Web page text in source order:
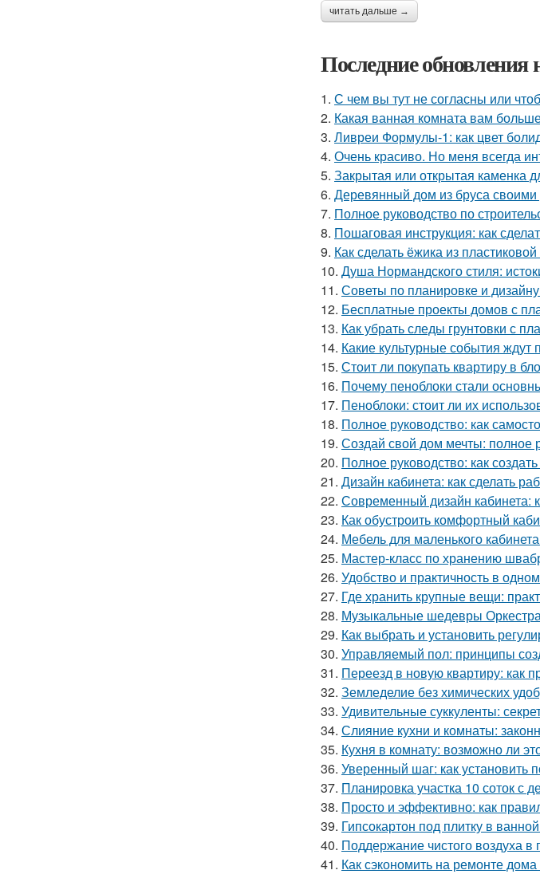
читать дальше →
Последние обновления
1. С чем вы тут не согласны или
2. Какая ванная комната вам
3. Ливреи Формулы-1: как цвет
4. Очень красиво. Но меня всегда
5. Закрытая или открытая каменка
6. Деревянный дом из бруса
7. Полное руководство по
8. Пошаговая инструкция: как
9. Как сделать ёжика из
10. Душа Нормандского стиля:
11. Советы по планировке и
12. Бесплатные проекты домов с
13. Как убрать следы грунтовки с
14. Какие культурные события
15. Стоит ли покупать квартиру в
16. Почему пеноблоки стали
17. Пеноблоки: стоит ли их
18. Полное руководство: как
19. Создай свой дом мечты: полное
20. Полное руководство: как
21. Дизайн кабинета: как сделать
22. Современный дизайн кабинета:
23. Как обустроить комфортный
24. Мебель для маленького
25. Мастер-класс по хранению
26. Удобство и практичность в
27. Где хранить крупные вещи:
28. Музыкальные шедевры
29. Как выбрать и установить
30. Управляемый пол: принципы
31. Переезд в новую квартиру: как
32. Земледелие без химических
33. Удивительные суккуленты:
34. Слияние кухни и комнаты:
35. Кухня в комнату: возможно ли
36. Уверенный шаг: как установить
37. Планировка участка 10 соток
38. Просто и эффективно: как
39. Гипсокартон под плитку в
40. Поддержание чистого воздуха
41. Как сэкономить на ремонте дома